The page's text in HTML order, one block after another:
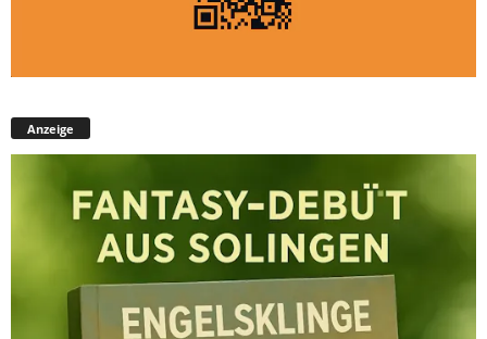
Anzeige